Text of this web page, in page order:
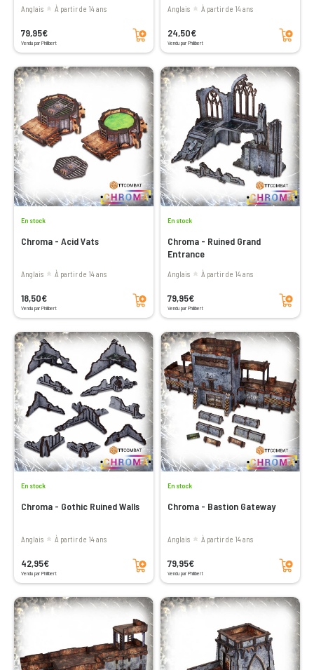
Anglais à partir de 14 ans
79,95€
Vendu par Philibert
Ajouter au panier
Anglais à partir de 14 ans
24,50€
Vendu par Philibert
Ajouter au panier
En stock
Chroma - Acid Vats
Anglais à partir de 14 ans
18,50€
Vendu par Philibert
Ajouter au panier
En stock
Chroma - Ruined Grand
Entrance
Anglais à partir de 14 ans
79,95€
Vendu par Philibert
Ajouter au panier
En stock
Chroma - Gothic Ruined Walls
Anglais à partir de 14 ans
42,95€
Vendu par Philibert
Ajouter au panier
En stock
Chroma - Bastion Gateway
Anglais à partir de 14 ans
79,95€
Vendu par Philibert
Ajouter au panier